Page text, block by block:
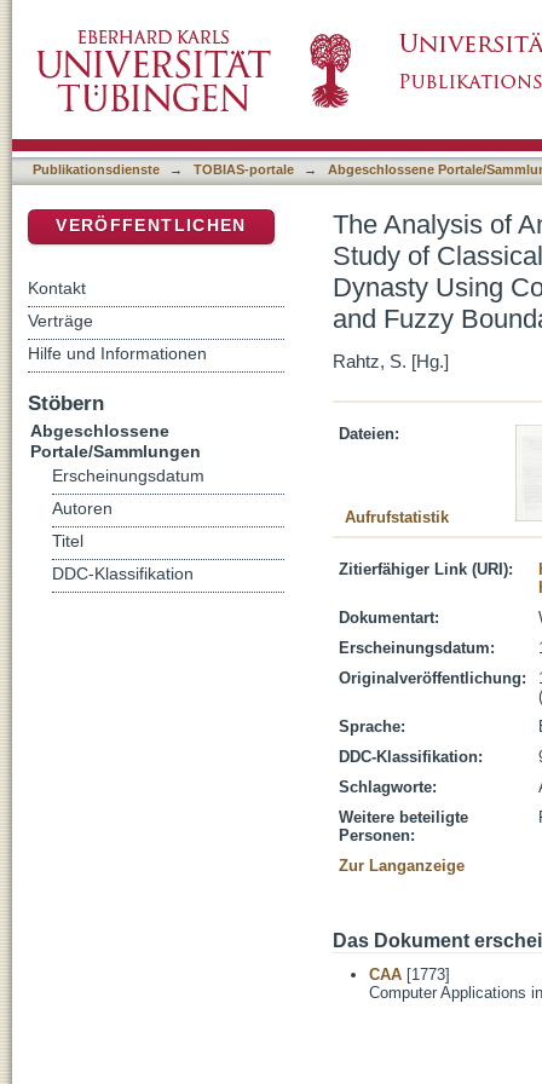
the Yangshao Culture to the Qing Dynasty
Analysis and Fuzzy Boundary Discrimination
Publikationsdienste → TOBIAS-portale → Abgeschlossene Portale/
The Analysis of
Study of
Dynasty Using
and Fuzzy
Rahtz, S. [Hg.]
Dateien:
Aufrufstatistik
Zitierfähiger Link (URI):
Dokumentart:
Erscheinungsdatum:
Originalveröffentlichung:
Sprache:
DDC-Klassifikation:
Schlagworte:
Weitere beteiligte
Personen:
Zur Langanzeige
Das Dokument
CAA [1773]
Computer Applications
VERÖFFENTLICHEN
Kontakt
Verträge
Hilfe und Informationen
Stöbern
Abgeschlossene
Portale/Sammlungen
Erscheinungsdatum
Autoren
Titel
DDC-Klassifikation